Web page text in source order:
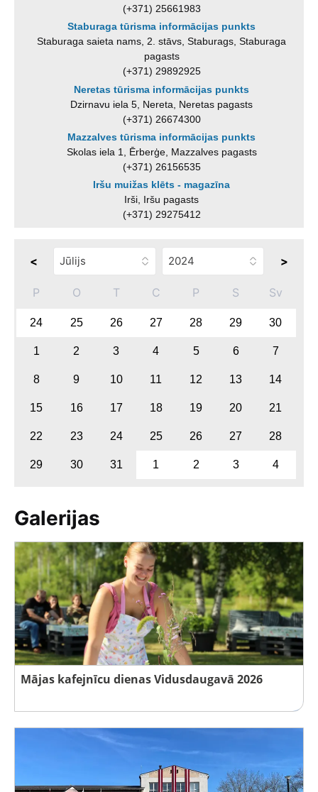
(+371) 25661983
Staburaga tūrisma informācijas punkts
Staburaga saieta nams, 2. stāvs, Staburags, Staburaga
pagasts
(+371) 29892925
Neretas tūrisma informācijas punkts
Dzirnavu iela 5, Nereta, Neretas pagasts
(+371) 26674300
Mazzalves tūrisma informācijas punkts
Skolas iela 1, Ērberģe, Mazzalves pagasts
(+371) 26156535
Iršu muižas klēts - magazīna
Irši, Iršu pagasts
(+371) 29275412
< >
P O T C P S Sv
24 25 26 27 28 29 30
1 2 3 4 5 6 7
8 9 10 11 12 13 14
15 16 17 18 19 20 21
22 23 24 25 26 27 28
29 30 31 1 2 3 4
Galerijas
Mājas kafejnīcu dienas Vidusdaugavā 2026